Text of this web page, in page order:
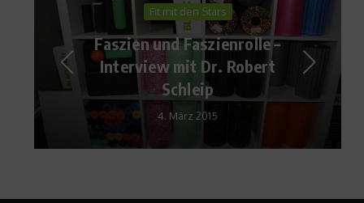
Aufgedeckt
Sportmedizin: Kopfbälle im
Fußball – Risiko für das
Gehirn?
7. Mai 2018